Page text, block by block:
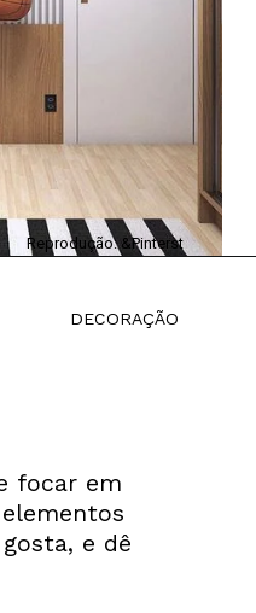
Reprodução: &Pinterst
focar em
e dê
DECORAÇÃO